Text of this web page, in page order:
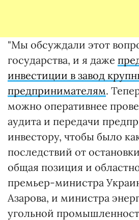
"Мы обсуждали этот
государства, и я даже
инвестиции в завод
предпринимателям.
можно оперативнее
аудита и передачи
инвестору, чтобы было
последствий от
общая позиция и
премьер-министра
Азарова, и министра
угольной